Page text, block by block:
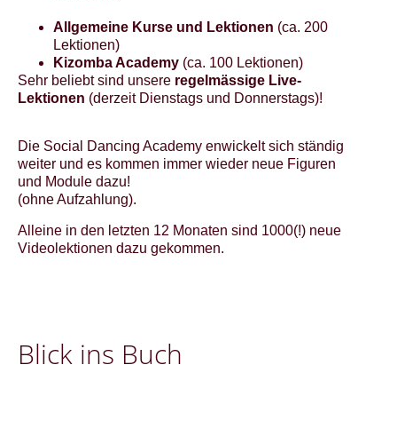
Allgemeine Kurse und Lektionen (ca. 200
Lektionen)
Kizomba Academy (ca. 100 Lektionen)
Sehr beliebt sind unsere regelmässige Live-
Lektionen (derzeit Dienstags und Donnerstags)!
Die Social Dancing Academy enwickelt sich ständig
weiter und es kommen immer wieder neue Figuren
und Module dazu!
(ohne Aufzahlung).
Alleine in den letzten 12 Monaten sind 1000(!) neue
Videolektionen dazu gekommen.
Blick ins Buch